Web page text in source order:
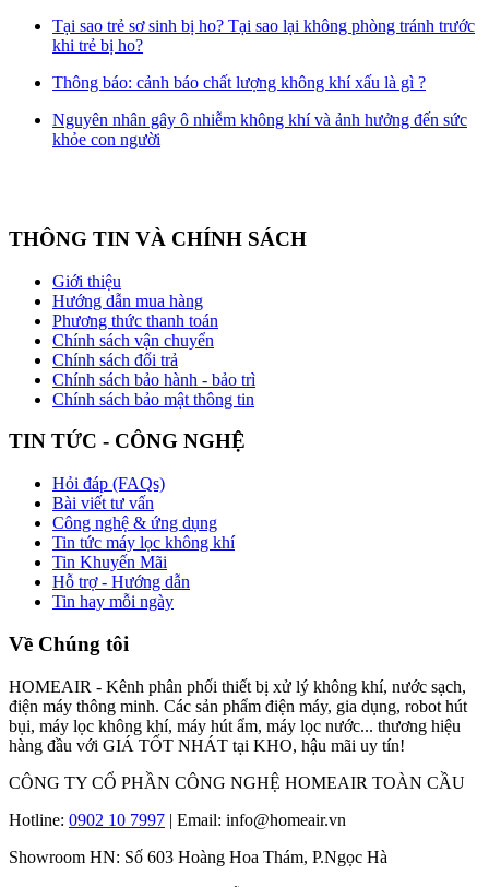
Tại sao trẻ sơ sinh bị ho? Tại sao lại không phòng tránh trước
khi trẻ bị ho?
Thông báo: cảnh báo chất lượng không khí xấu là gì ?
Nguyên nhân gây ô nhiễm không khí và ảnh hưởng đến sức
khỏe con người
THÔNG TIN VÀ CHÍNH SÁCH
Giới thiệu
Hướng dẫn mua hàng
Phương thức thanh toán
Chính sách vận chuyển
Chính sách đổi trả
Chính sách bảo hành - bảo trì
Chính sách bảo mật thông tin
TIN TỨC - CÔNG NGHỆ
Hỏi đáp (FAQs)
Bài viết tư vấn
Công nghệ & ứng dụng
Tin tức máy lọc không khí
Tin Khuyến Mãi
Hỗ trợ - Hướng dẫn
Tin hay mỗi ngày
Về Chúng tôi
HOMEAIR - Kênh phân phối thiết bị xử lý không khí, nước sạch,
điện máy thông minh. Các sản phẩm điện máy, gia dụng, robot hút
bụi, máy lọc không khí, máy hút ẩm, máy lọc nước... thương hiệu
hàng đầu với GIÁ TỐT NHÁT tại KHO, hậu mãi uy tín!
CÔNG TY CỔ PHẦN CÔNG NGHỆ HOMEAIR TOÀN CẦU
Hotline: 0902 10 7997 | Email: info@homeair.vn
Showroom HN: Số 603 Hoàng Hoa Thám, P.Ngọc Hà